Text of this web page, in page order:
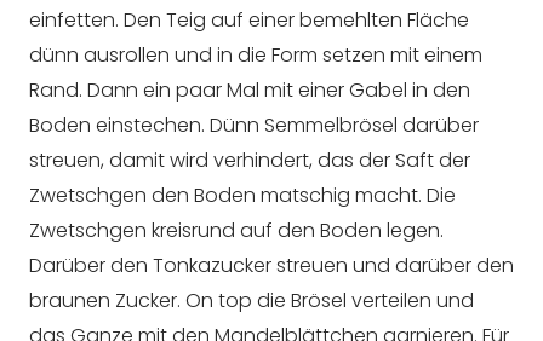
einfetten. Den Teig auf einer bemehlten Fläche
dünn ausrollen und in die Form setzen mit einem
Rand. Dann ein paar Mal mit einer Gabel in den
Boden einstechen. Dünn Semmelbrösel darüber
streuen, damit wird verhindert, das der Saft der
Zwetschgen den Boden matschig macht. Die
Zwetschgen kreisrund auf den Boden legen.
Darüber den Tonkazucker streuen und darüber den
braunen Zucker. On top die Brösel verteilen und
das Ganze mit den Mandelblättchen garnieren. Für